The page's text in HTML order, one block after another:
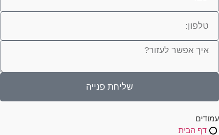
שליחת פנייה
עמודים
דף הבית